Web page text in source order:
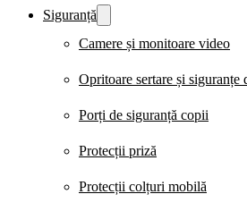
Siguranță
Camere și monitoare video
Opritoare sertare și siguranțe
Porți de siguranță copii
Protecții priză
Protecții colțuri mobilă